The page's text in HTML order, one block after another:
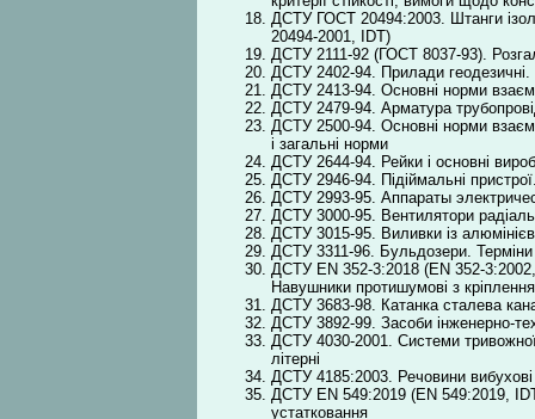
ДСТУ ГОСТ 20494:2003. Штанги
20494-2001, IDT)
ДСТУ 2111-92 (ГОСТ 8037-93).
ДСТУ 2402-94. Прилади геодезичні.
ДСТУ 2413-94. Основні норми
ДСТУ 2479-94. Арматура
ДСТУ 2500-94. Основні норми
і загальні норми
ДСТУ 2644-94. Рейки і основні
ДСТУ 2946-94. Підіймальні
ДСТУ 2993-95. Аппараты
ДСТУ 3000-95. Вентилятори
ДСТУ 3015-95. Виливки із
ДСТУ 3311-96. Бульдозери. Терміни
ДСТУ EN 352-3:2018 (EN 352-3:2002,
Навушники протишумові з
ДСТУ 3683-98. Катанка сталева
ДСТУ 3892-99. Засоби інженерно-
ДСТУ 4030-2001. Системи тривожної
літерні
ДСТУ 4185:2003. Речовини
ДСТУ EN 549:2019 (EN 549:2019,
устатковання